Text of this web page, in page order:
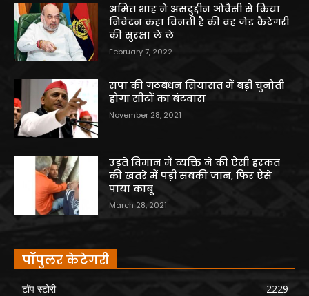
अमित शाह ने असदुद्दीन ओवैसी से किया
निवेदन कहा विनती है की वह जेड कैटेगरी
की सुरक्षा ले ले
February 7, 2022
सपा की गठबंधन सियासत में बड़ी चुनौती
होगा सीटों का बंटवारा
November 28, 2021
उड़ते विमान में व्यक्ति ने की ऐसी हरकत
की खतरे में पड़ी सबकी जान, फिर ऐसे
पाया काबू
March 28, 2021
पॉपुलर केटेगरी
टॉप स्टोरी
2229